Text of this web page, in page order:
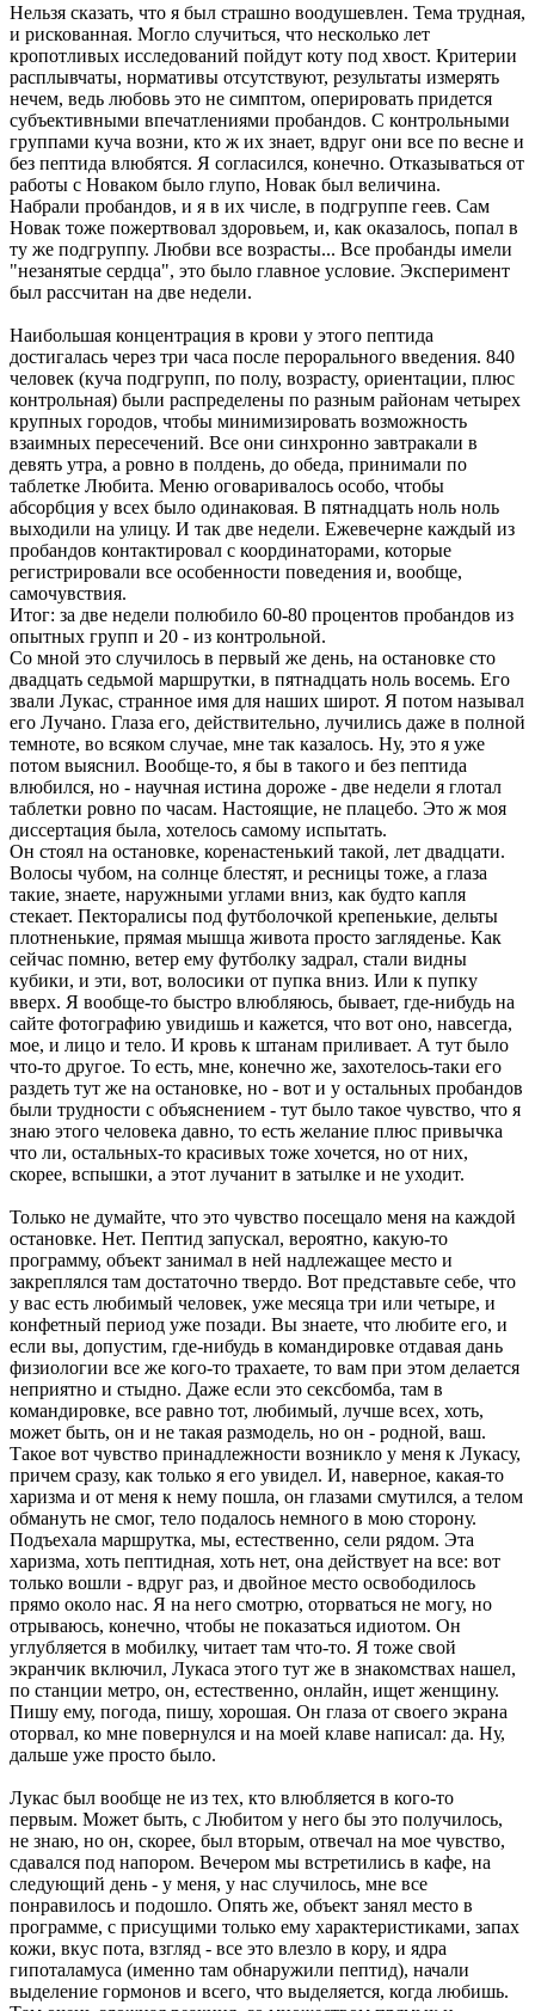
Нельзя сказать, что я был страшно воодушевлен. Тема трудная,
и рискованная. Могло случиться, что несколько лет
кропотливых исследований пойдут коту под хвост. Критерии
расплывчаты, нормативы отсутствуют, результаты измерять
нечем, ведь любовь это не симптом, оперировать придется
субъективными впечатлениями пробандов. С контрольными
группами куча возни, кто ж их знает, вдруг они все по весне и
без пептида влюбятся. Я согласился, конечно. Отказываться от
работы с Новаком было глупо, Новак был величина.
Набрали пробандов, и я в их числе, в подгруппе геев. Сам
Новак тоже пожертвовал здоровьем, и, как оказалось, попал в
ту же подгруппу. Любви все возрасты... Все пробанды имели
"незанятые сердца", это было главное условие. Эксперимент
был рассчитан на две недели.
Наибольшая концентрация в крови у этого пептида
достигалась через три часа после перорального введения. 840
человек (куча подгрупп, по полу, возрасту, ориентации, плюс
контрольная) были распределены по разным районам четырех
крупных городов, чтобы минимизировать возможность
взаимных пересечений. Все они синхронно завтракали в
девять утра, а ровно в полдень, до обеда, принимали по
таблетке Любита. Меню оговаривалось особо, чтобы
абсорбция у всех было одинаковая. В пятнадцать ноль ноль
выходили на улицу. И так две недели. Ежевечерне каждый из
пробандов контактировал с координаторами, которые
регистрировали все особенности поведения и, вообще,
самочувствия.
Итог: за две недели полюбило 60-80 процентов пробандов из
опытных групп и 20 - из контрольной.
Со мной это случилось в первый же день, на остановке сто
двадцать седьмой маршрутки, в пятнадцать ноль восемь. Его
звали Лукас, странное имя для наших широт. Я потом называл
его Лучано. Глаза его, действительно, лучились даже в полной
темноте, во всяком случае, мне так казалось. Ну, это я уже
потом выяснил. Вообще-то, я бы в такого и без пептида
влюбился, но - научная истина дороже - две недели я глотал
таблетки ровно по часам. Настоящие, не плацебо. Это ж моя
диссертация была, хотелось самому испытать.
Он стоял на остановке, коренастенький такой, лет двадцати.
Волосы чубом, на солнце блестят, и ресницы тоже, а глаза
такие, знаете, наружными углами вниз, как будто капля
стекает. Пекторалисы под футболочкой крепенькие, дельты
плотненькие, прямая мышца живота просто загляденье. Как
сейчас помню, ветер ему футболку задрал, стали видны
кубики, и эти, вот, волосики от пупка вниз. Или к пупку
вверх. Я вообще-то быстро влюбляюсь, бывает, где-нибудь на
сайте фотографию увидишь и кажется, что вот оно, навсегда,
мое, и лицо и тело. И кровь к штанам приливает. А тут было
что-то другое. То есть, мне, конечно же, захотелось-таки его
раздеть тут же на остановке, но - вот и у остальных пробандов
были трудности с объяснением - тут было такое чувство, что я
знаю этого человека давно, то есть желание плюс привычка
что ли, остальных-то красивых тоже хочется, но от них,
скорее, вспышки, а этот лучанит в затылке и не уходит.
Только не думайте, что это чувство посещало меня на каждой
остановке. Нет. Пептид запускал, вероятно, какую-то
программу, объект занимал в ней надлежащее место и
закреплялся там достаточно твердо. Вот представьте себе, что
у вас есть любимый человек, уже месяца три или четыре, и
конфетный период уже позади. Вы знаете, что любите его, и
если вы, допустим, где-нибудь в командировке отдавая дань
физиологии все же кого-то трахаете, то вам при этом делается
неприятно и стыдно. Даже если это сексбомба, там в
командировке, все равно тот, любимый, лучше всех, хоть,
может быть, он и не такая размодель, но он - родной, ваш.
Такое вот чувство принадлежности возникло у меня к Лукасу,
причем сразу, как только я его увидел. И, наверное, какая-то
харизма и от меня к нему пошла, он глазами смутился, а телом
обмануть не смог, тело подалось немного в мою сторону.
Подъехала маршрутка, мы, естественно, сели рядом. Эта
харизма, хоть пептидная, хоть нет, она действует на все: вот
только вошли - вдруг раз, и двойное место освободилось
прямо около нас. Я на него смотрю, оторваться не могу, но
отрываюсь, конечно, чтобы не показаться идиотом. Он
углубляется в мобилку, читает там что-то. Я тоже свой
экранчик включил, Лукаса этого тут же в знакомствах нашел,
по станции метро, он, естественно, онлайн, ищет женщину.
Пишу ему, погода, пишу, хорошая. Он глаза от своего экрана
оторвал, ко мне повернулся и на моей клаве написал: да. Ну,
дальше уже просто было.
Лукас был вообще не из тех, кто влюбляется в кого-то
первым. Может быть, с Любитом у него бы это получилось,
не знаю, но он, скорее, был вторым, отвечал на мое чувство,
сдавался под напором. Вечером мы встретились в кафе, на
следующий день - у меня, у нас случилось, мне все
понравилось и подошло. Опять же, объект занял место в
программе, с присущими только ему характеристиками, запах
кожи, вкус пота, взгляд - все это влезло в кору, и ядра
гипоталамуса (именно там обнаружили пептид), начали
выделение гормонов и всего, что выделяется, когда любишь.